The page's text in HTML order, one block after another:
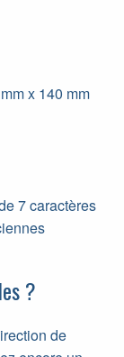
x 140 mm
7 caractères
?
de